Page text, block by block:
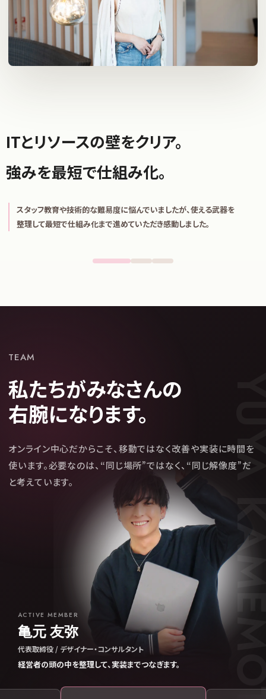
ITとリソースの壁をクリア。
強みを最短で仕組み化。
現場に合わせた攻めの店舗システ
ム。
毎月の会議準備の負担が劇的に減り、データ化によって常連さんへ
の自動アプローチまで可能になりました
自社の​強みを​可視化。​
ステークホルダーの​信頼を​形に。​
YUYA
TEAM
私たちがみなさんの
右腕になります。
オンライン中心だからこそ、移動ではなく改善や実装に時間を
使います。必要なのは、“同じ場所”ではなく、“同じ解像度”だ
と考えています。
ACTIVE MEMBER
亀元 友弥
代表取締役 / デザイナー・コンサルタント
経営者の頭の中を整理して、実装までつなぎます。